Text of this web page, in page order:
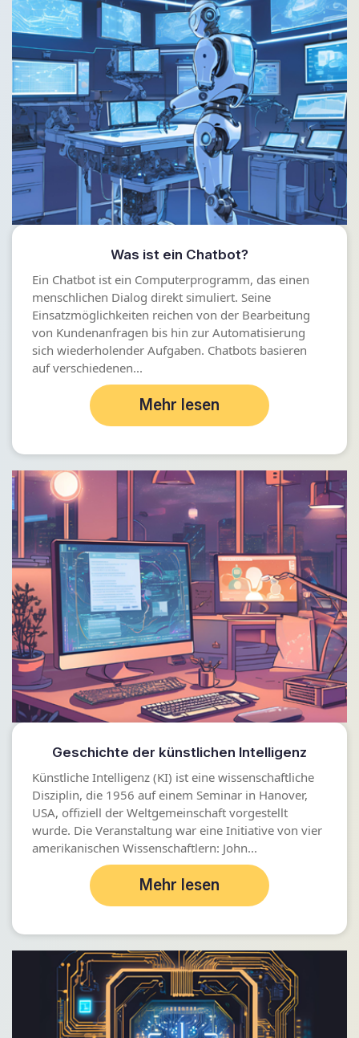
Was ist ein Chatbot?
Ein Chatbot ist ein Computerprogramm, das einen
menschlichen Dialog direkt simuliert. Seine
Einsatzmöglichkeiten reichen von der Bearbeitung
von Kundenanfragen bis hin zur Automatisierung
sich wiederholender Aufgaben. Chatbots basieren
auf verschiedenen...
Mehr lesen
Geschichte der künstlichen Intelligenz
Künstliche Intelligenz (KI) ist eine wissenschaftliche
Disziplin, die 1956 auf einem Seminar in Hanover,
USA, offiziell der Weltgemeinschaft vorgestellt
wurde. Die Veranstaltung war eine Initiative von vier
amerikanischen Wissenschaftlern: John...
Mehr lesen